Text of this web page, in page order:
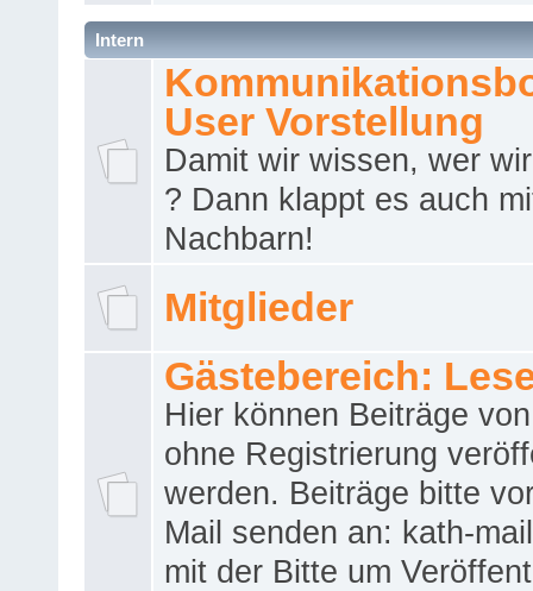
Intern
User Vorstellung
Damit wir wissen, wer
? Dann klappt es auch
Nachbarn!
Mitglieder
Gästebereich:
Hier können Beiträge
ohne Registrierung
werden. Beiträge bitte
Mail senden an: kath-
mit der Bitte um